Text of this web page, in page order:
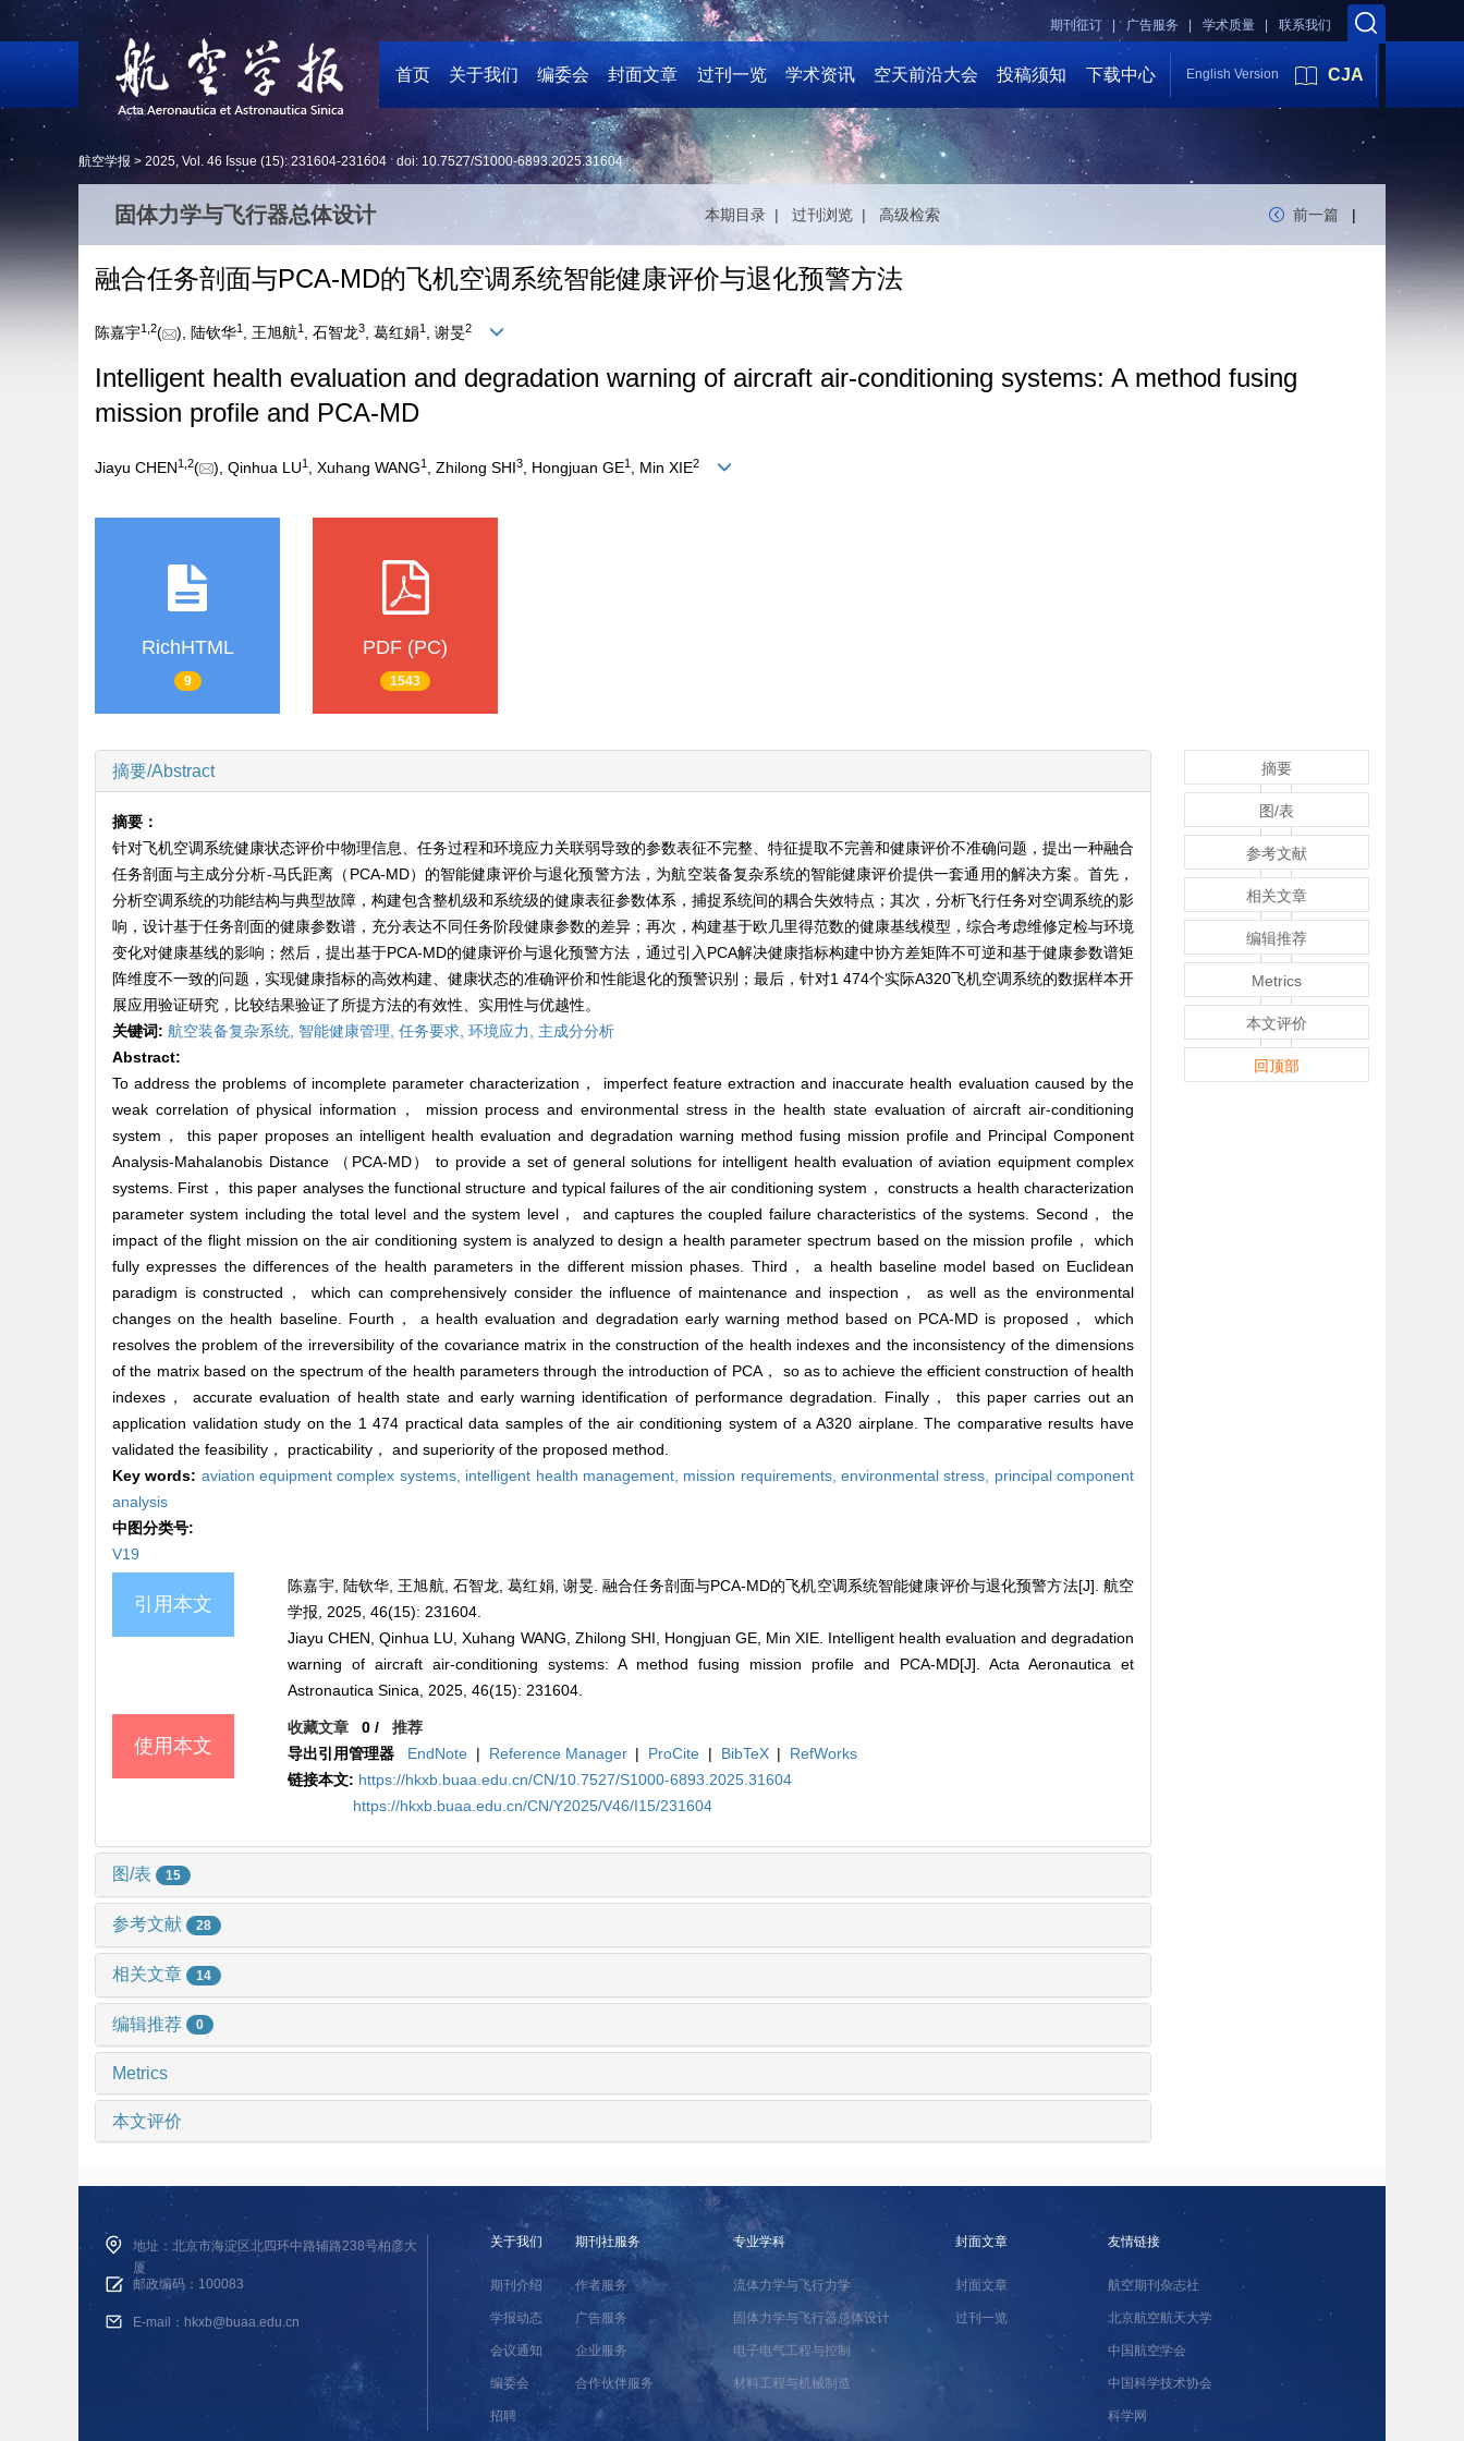
联系我们
学术质量 |
广告服务 |
期刊征订 |
首页 关于我们 编委会 封面文章 过刊一览 学术资讯 空天前沿大会 投稿须知 下载中心 English Version CJA
航空学报 > 2025, Vol. 46 Issue (15): 231604-231604 doi: 10.7527/S1000-6893.2025.31604
固体力学与飞行器总体设计 本期目录 | 过刊浏览 | 高级检索 前一篇 |
融合任务剖面与PCA-MD的飞机空调系统智能健康评价与退化预警方法
陈嘉宇1 2( ), 陆钦华1 , 王旭航1 , 石智龙3, 葛红娟1 , 谢旻2
Intelligent health evaluation and degradation warning of aircraft air-conditioning systems: A method fusing
mission profile and PCA-MD
Jiayu CHEN1 2( ), Qinhua LU1 , Xuhang WANG1 , Zhilong SHI3 , Hongjuan GE1 , Min XIE2
RichHTML
9
PDF (PC)
1543
摘要/Abstract
摘要：
针对飞机空调系统健康状态评价中物理信息、任务过程和环境应力关联弱导致的参数表征不完整、特征提取不完善和健康评价不准确问题，提出一种融合
任务剖面与主成分分析-马氏距离（PCA-MD）的智能健康评价与退化预警方法，为航空装备复杂系统的智能健康评价提供一套通用的解决方案。首先，
分析空调系统的功能结构与典型故障，构建包含整机级和系统级的健康表征参数体系，捕捉系统间的耦合失效特点；其次，分析飞行任务对空调系统的影
响，设计基于任务剖面的健康参数谱，充分表达不同任务阶段健康参数的差异；再次，构建基于欧几里得范数的健康基线模型，综合考虑维修定检与环境
变化对健康基线的影响；然后，提出基于PCA-MD的健康评价与退化预警方法，通过引入PCA解决健康指标构建中协方差矩阵不可逆和基于健康参数谱矩
阵维度不一致的问题，实现健康指标的高效构建、健康状态的准确评价和性能退化的预警识别；最后，针对1 474个实际A320飞机空调系统的数据样本开
展应用验证研究，比较结果验证了所提方法的有效性、实用性与优越性。
关键词: 航空装备复杂系统, 智能健康管理, 任务要求, 环境应力, 主成分分析
Abstract:
To address the problems of incomplete parameter characterization， imperfect feature extraction and inaccurate health evaluation caused by the
weak correlation of physical information， mission process and environmental stress in the health state evaluation of aircraft air-conditioning
system， this paper proposes an intelligent health evaluation and degradation warning method fusing mission profile and Principal Component
Analysis-Mahalanobis Distance （PCA-MD） to provide a set of general solutions for intelligent health evaluation of aviation equipment complex
systems. First， this paper analyses the functional structure and typical failures of the air conditioning system， constructs a health characterization
parameter system including the total level and the system level， and captures the coupled failure characteristics of the systems. Second， the
impact of the flight mission on the air conditioning system is analyzed to design a health parameter spectrum based on the mission profile， which
fully expresses the differences of the health parameters in the different mission phases. Third， a health baseline model based on Euclidean
paradigm is constructed， which can comprehensively consider the influence of maintenance and inspection， as well as the environmental
changes on the health baseline. Fourth， a health evaluation and degradation early warning method based on PCA-MD is proposed， which
resolves the problem of the irreversibility of the covariance matrix in the construction of the health indexes and the inconsistency of the dimensions
of the matrix based on the spectrum of the health parameters through the introduction of PCA， so as to achieve the efficient construction of health
indexes， accurate evaluation of health state and early warning identification of performance degradation. Finally， this paper carries out an
application validation study on the 1 474 practical data samples of the air conditioning system of a A320 airplane. The comparative results have
validated the feasibility， practicability， and superiority of the proposed method.
Key words: aviation equipment complex systems, intelligent health management, mission requirements, environmental stress, principal component
analysis
中图分类号:
V19
引用本文
陈嘉宇, 陆钦华, 王旭航, 石智龙, 葛红娟, 谢旻. 融合任务剖面与PCA-MD的飞机空调系统智能健康评价与退化预警方法[J]. 航空
学报, 2025, 46(15): 231604.
Jiayu CHEN, Qinhua LU, Xuhang WANG, Zhilong SHI, Hongjuan GE, Min XIE. Intelligent health evaluation and degradation
warning of aircraft air-conditioning systems: A method fusing mission profile and PCA-MD[J]. Acta Aeronautica et
Astronautica Sinica, 2025, 46(15): 231604.
使用本文
收藏文章 0 /推荐
导出引用管理器
EndNote | Reference Manager | ProCite | BibTeX |
RefWorks
链接本文: https://hkxb.buaa.edu.cn/CN/10.7527/S1000-6893.2025.31604
https://hkxb.buaa.edu.cn/CN/Y2025/V46/I15/231604
图/表 15
参考文献 28
相关文章 14
编辑推荐 0
Metrics
本文评价
摘要
图/表
参考文献
相关文章
编辑推荐
Metrics
本文评价
回顶部
地址：北京市海淀区北四环中路辅路238号柏彦大
厦
邮政编码：100083
E-mail：hkxb@buaa.edu.cn
关于我们
期刊介绍
学报动态
会议通知
编委会
招聘
期刊社服务
作者服务
广告服务
企业服务
合作伙伴服务
专业学科
流体力学与飞行力学
固体力学与飞行器总体设计
电子电气工程与控制
材料工程与机械制造
封面文章
封面文章
过刊一览
友情链接
航空期刊杂志社
北京航空航天大学
中国航空学会
中国科学技术协会
科学网